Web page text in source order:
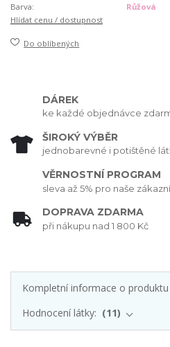
Barva:
Růžová
Hlídat cenu / dostupnost
Do oblíbených
DÁREK
ke každé objednávce
ŠIROKÝ VÝBĚR
jednobarevné i potištěné
VĚRNOSTNÍ PROGRAM
sleva až 5% pro naše
DOPRAVA ZDARMA
při nákupu nad 1 800 Kč
Kompletní informace o produktu
Hodnocení látky:
11